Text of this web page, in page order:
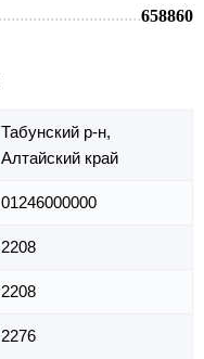
658860
Табунский р-н,
Алтайский край
01246000000
2208
2208
2276